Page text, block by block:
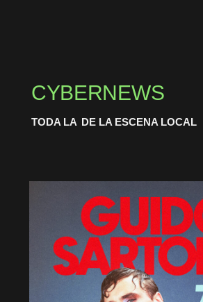
CYBERNEWS
TODA LA DE LA ESCENA LOCAL